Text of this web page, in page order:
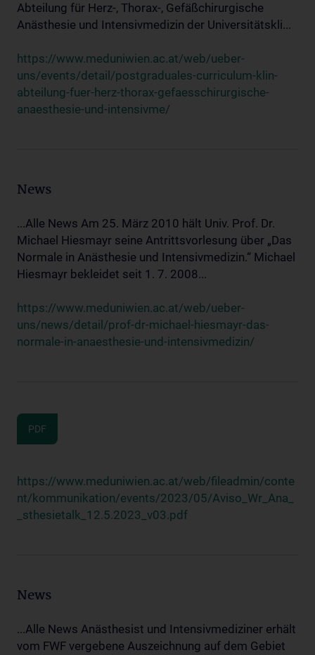
Abteilung für Herz-, Thorax-, Gefäßchirurgische
Anästhesie und Intensivmedizin der Universitätskli...
https://www.meduniwien.ac.at/web/ueber-
uns/events/detail/postgraduales-curriculum-klin-
abteilung-fuer-herz-thorax-gefaesschirurgische-
anaesthesie-und-intensivme/
News
...Alle News Am 25. März 2010 hält Univ. Prof. Dr.
Michael Hiesmayr seine Antrittsvorlesung über „Das
Normale in Anästhesie und Intensivmedizin.“ Michael
Hiesmayr bekleidet seit 1. 7. 2008...
https://www.meduniwien.ac.at/web/ueber-
uns/news/detail/prof-dr-michael-hiesmayr-das-
normale-in-anaesthesie-und-intensivmedizin/
PDF
https://www.meduniwien.ac.at/web/fileadmin/conte
nt/kommunikation/events/2023/05/Aviso_Wr_Ana_
_sthesietalk_12.5.2023_v03.pdf
News
...Alle News Anästhesist und Intensivmediziner erhält
vom FWF vergebene Auszeichnung auf dem Gebiet